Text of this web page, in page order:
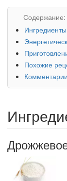
Содержание:
Ингредиенты
Похожие
Комментарии